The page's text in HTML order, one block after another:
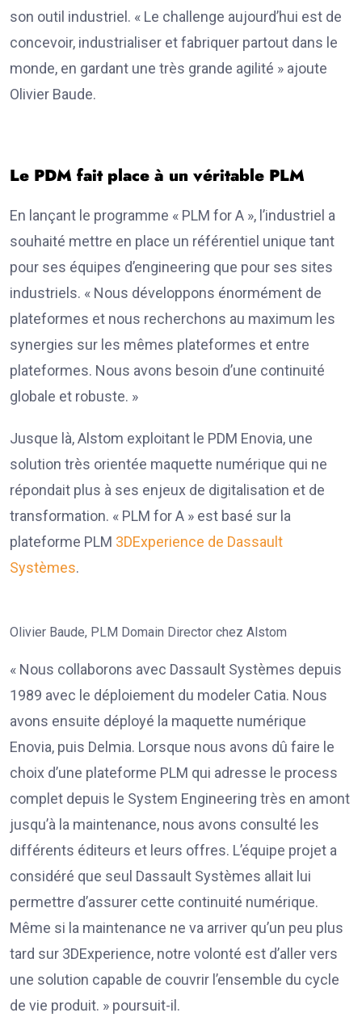
son outil industriel. « Le challenge aujourd’hui est de
concevoir, industrialiser et fabriquer partout dans le
monde, en gardant une très grande agilité » ajoute
Olivier Baude.
Le PDM fait place à un véritable PLM
En lançant le programme « PLM for A », l’industriel a
souhaité mettre en place un référentiel unique tant
pour ses équipes d’engineering que pour ses sites
industriels. « Nous développons énormément de
plateformes et nous recherchons au maximum les
synergies sur les mêmes plateformes et entre
plateformes. Nous avons besoin d’une continuité
globale et robuste. »
Jusque là, Alstom exploitant le PDM Enovia, une
solution très orientée maquette numérique qui ne
répondait plus à ses enjeux de digitalisation et de
transformation. « PLM for A » est basé sur la
plateforme PLM 3DExperience de Dassault
Systèmes.
Olivier Baude, PLM Domain Director chez Alstom
« Nous collaborons avec Dassault Systèmes depuis
1989 avec le déploiement du modeler Catia. Nous
avons ensuite déployé la maquette numérique
Enovia, puis Delmia. Lorsque nous avons dû faire le
choix d’une plateforme PLM qui adresse le process
complet depuis le System Engineering très en amont
jusqu’à la maintenance, nous avons consulté les
différents éditeurs et leurs offres. L’équipe projet a
considéré que seul Dassault Systèmes allait lui
permettre d’assurer cette continuité numérique.
Même si la maintenance ne va arriver qu’un peu plus
tard sur 3DExperience, notre volonté est d’aller vers
une solution capable de couvrir l’ensemble du cycle
de vie produit. » poursuit-il.